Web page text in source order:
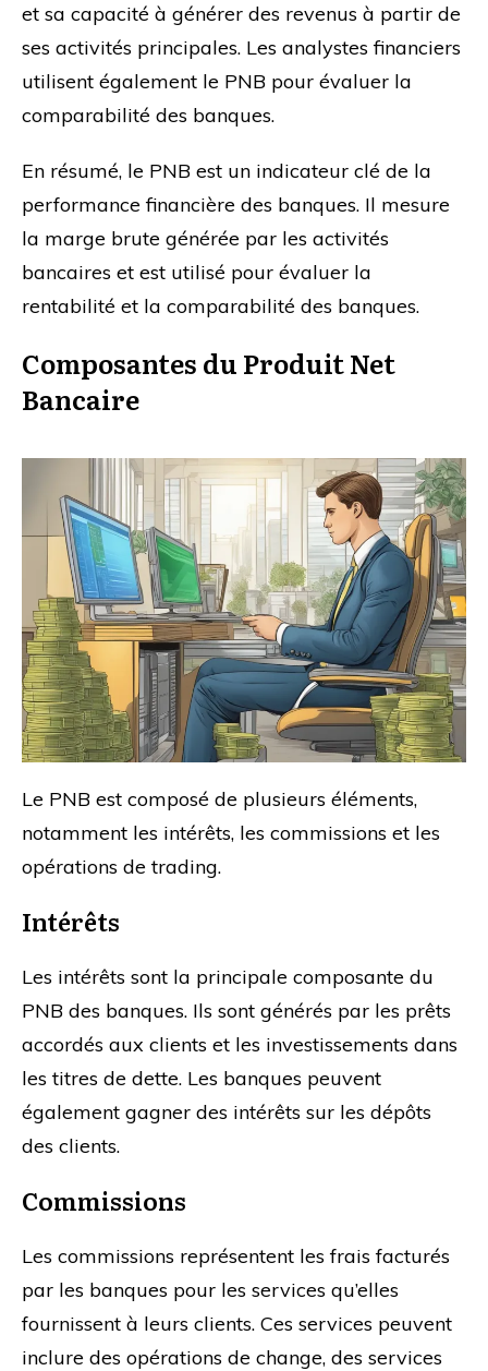
et sa capacité à générer des revenus à partir de
ses activités principales. Les analystes financiers
utilisent également le PNB pour évaluer la
comparabilité des banques.
En résumé, le PNB est un indicateur clé de la
performance financière des banques. Il mesure
la marge brute générée par les activités
bancaires et est utilisé pour évaluer la
rentabilité et la comparabilité des banques.
Composantes du Produit Net
Bancaire
Le PNB est composé de plusieurs éléments,
notamment les intérêts, les commissions et les
opérations de trading.
Intérêts
Les intérêts sont la principale composante du
PNB des banques. Ils sont générés par les prêts
accordés aux clients et les investissements dans
les titres de dette. Les banques peuvent
également gagner des intérêts sur les dépôts
des clients.
Commissions
Les commissions représentent les frais facturés
par les banques pour les services qu’elles
fournissent à leurs clients. Ces services peuvent
inclure des opérations de change, des services